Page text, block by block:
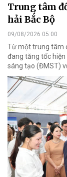
Trung tâm
hải Bắc Bộ
09/08/2026 05:00
Từ một trung tâm
đang tăng tốc
sáng tạo (ĐMST)